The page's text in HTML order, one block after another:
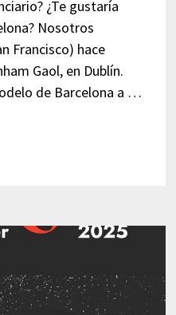
¿Te gustaría
Nosotros
Francisco) hace
Gaol, en Dublín.
de Barcelona a …